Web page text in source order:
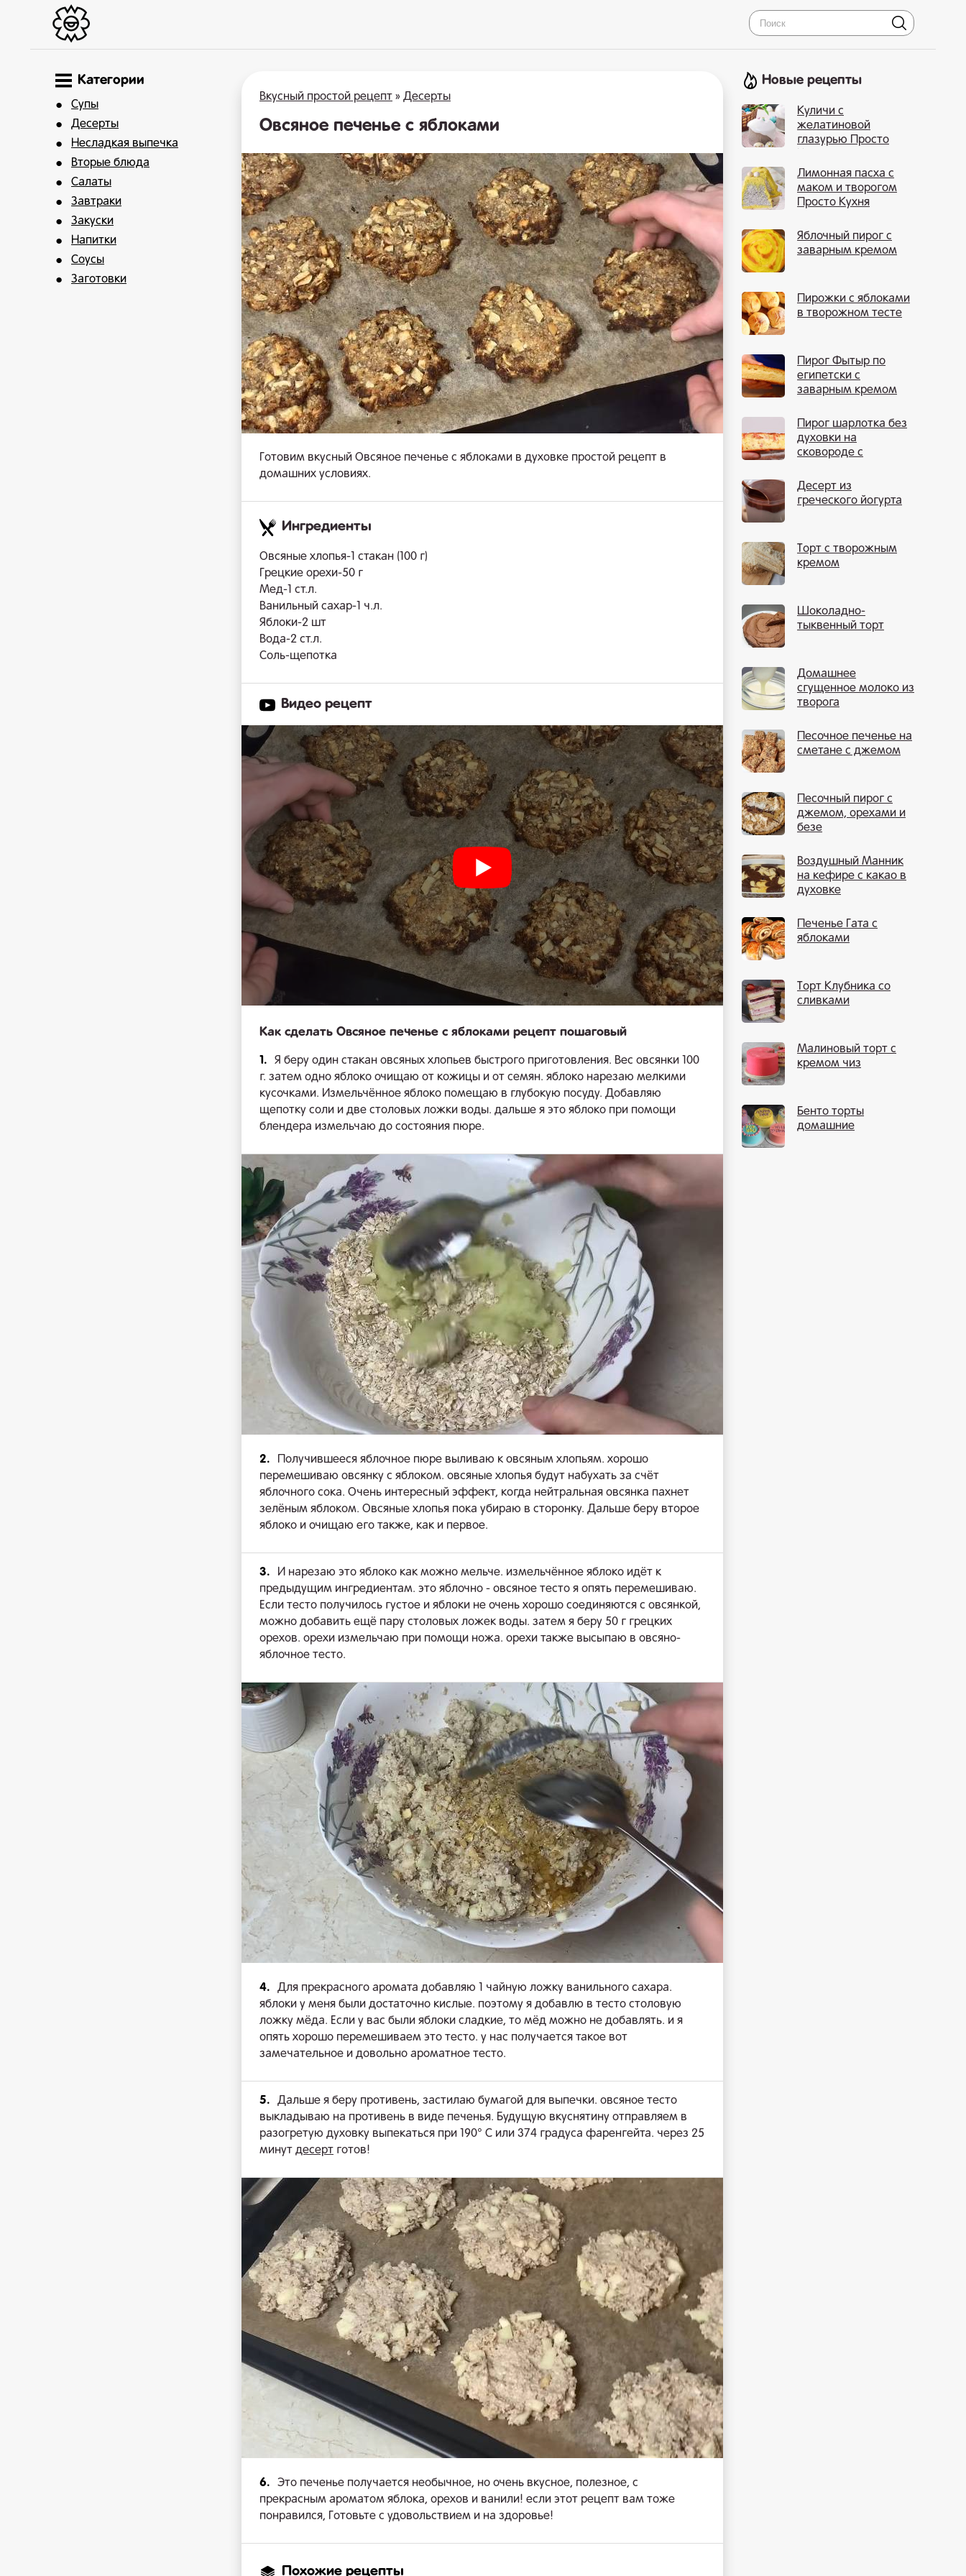
Категории
Супы
Десерты
Несладкая выпечка
Вторые блюда
Салаты
Завтраки
Закуски
Напитки
Соусы
Заготовки
Вкусный простой рецепт » Десерты
Овсяное печенье с яблоками
Готовим вкусный Овсяное печенье с яблоками в духовке простой рецепт в
домашних условиях.
Ингредиенты
Овсяные хлопья-1 стакан (100 г)
Грецкие орехи-50 г
Мед-1 ст.л.
Ванильный сахар-1 ч.л.
Яблоки-2 шт
Вода-2 ст.л.
Соль-щепотка
Видео рецепт
Как сделать Овсяное печенье с яблоками рецепт пошаговый
1.
Я беру один стакан овсяных хлопьев быстрого приготовления. Вес овсянки 100
г. затем одно яблоко очищаю от кожицы и от семян. яблоко нарезаю мелкими
кусочками. Измельчённое яблоко помещаю в глубокую посуду. Добавляю
щепотку соли и две столовых ложки воды. дальше я это яблоко при помощи
блендера измельчаю до состояния пюре.
2.
Получившееся яблочное пюре выливаю к овсяным хлопьям. хорошо
перемешиваю овсянку с яблоком. овсяные хлопья будут набухать за счёт
яблочного сока. Очень интересный эффект, когда нейтральная овсянка пахнет
зелёным яблоком. Овсяные хлопья пока убираю в сторонку. Дальше беру второе
яблоко и очищаю его также, как и первое.
3.
И нарезаю это яблоко как можно мельче. измельчённое яблоко идёт к
предыдущим ингредиентам. это яблочно - овсяное тесто я опять перемешиваю.
Если тесто получилось густое и яблоки не очень хорошо соединяются с овсянкой,
можно добавить ещё пару столовых ложек воды. затем я беру 50 г грецких
орехов. орехи измельчаю при помощи ножа. орехи также высыпаю в овсяно-
яблочное тесто.
4.
Для прекрасного аромата добавляю 1 чайную ложку ванильного сахара.
яблоки у меня были достаточно кислые. поэтому я добавлю в тесто столовую
ложку мёда. Если у вас были яблоки сладкие, то мёд можно не добавлять. и я
опять хорошо перемешиваем это тесто. у нас получается такое вот
замечательное и довольно ароматное тесто.
5.
Дальше я беру противень, застилаю бумагой для выпечки. овсяное тесто
выкладываю на противень в виде печенья. Будущую вкуснятину отправляем в
разогретую духовку выпекаться при 190° C или 374 градуса фаренгейта. через 25
минут десерт готов!
6.
Это печенье получается необычное, но очень вкусное, полезное, с
прекрасным ароматом яблока, орехов и ванили! если этот рецепт вам тоже
понравился, Готовьте с удовольствием и на здоровье!
Похожие рецепты
Новые рецепты
Куличи с
желатиновой
глазурью Просто
Лимонная пасха с
маком и творогом
Просто Кухня
Яблочный пирог с
заварным кремом
Пирожки с яблоками
в творожном тесте
Пирог Фытыр по
египетски с
заварным кремом
Пирог шарлотка без
духовки на
сковороде с
Десерт из
греческого йогурта
Торт с творожным
кремом
Шоколадно-
тыквенный торт
Домашнее
сгущенное молоко из
творога
Песочное печенье на
сметане с джемом
Песочный пирог с
джемом, орехами и
безе
Воздушный Манник
на кефире с какао в
духовке
Печенье Гата с
яблоками
Торт Клубника со
сливками
Малиновый торт с
кремом чиз
Бенто торты
домашние